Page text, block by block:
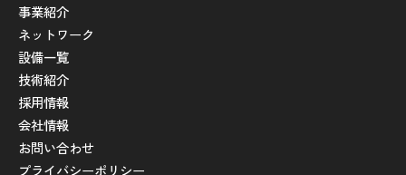
事業紹介
ネットワーク
設備一覧
技術紹介
採用情報
会社情報
お問い合わせ
プライバシーポリシー